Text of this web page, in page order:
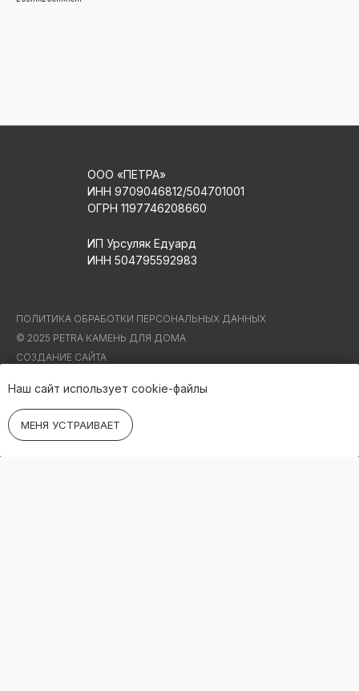
Наш сайт использует cookie-файлы
МЕНЯ УСТРАИВАЕТ
ПОЛИТИКА ОБРАБОТКИ ПЕРСОНАЛЬНЫХ ДАННЫХ
СОЗДАНИЕ САЙТА
© 2025 PETRA КАМЕНЬ ДЛЯ ДОМА
ООО «ПЕТРА»
ИНН 9709046812/504701001
ОГРН 1197746208660
ИП Урсуляк Едуард
ИНН 504795592983